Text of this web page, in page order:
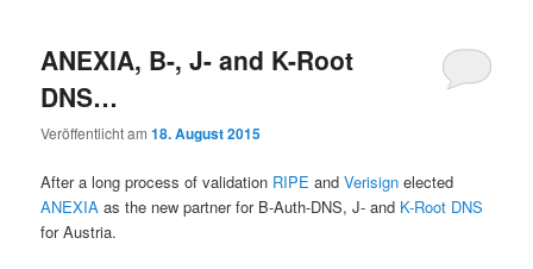
ANEXIA, B-, J- and K-Root
DNS…
Veröffentlicht am18. August 2015
After a long process of validation RIPEandVerisign elected
ANEXIAas the new partner for B-Auth-DNS, J- and K-Root DNS
for Austria.